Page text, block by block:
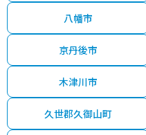
八幡市
京丹後市
木津川市
久世郡久御山町